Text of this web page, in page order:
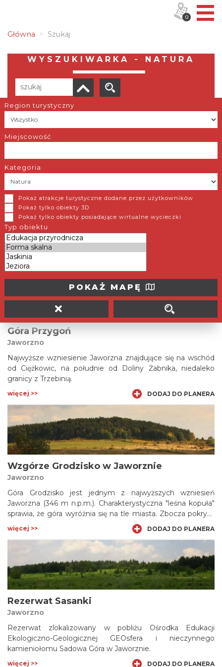
Główna Szukaj
WYSZUKIWARKA - NATURA
Region turystyczny
Miejscowość
Kategoria
Pokaż atrakcje turystyczne dodane przez użytkowników
Pokaż tylko obiekty 3D
Pokaż tylko obiekty posiadające wirtualne wycieczki
Typ obiektu
POKAŻ MAPĘ
Liczba elementów:
GEOsfera w Jaworznie
Jaworzno
Ośrodek Edukacji Ekologiczno-Geologicznej GEOsfera w
Jaworznie położony jest w niecce dawnego kamieniołomu
wapieni triasowych Sodowa Góra.
więcej >>
Góra Przygoń
Jaworzno
Najwyższe wzniesienie Jaworzna znajdujące się na wschód
od Ciężkowic, na południe od Doliny Żabnika, niedaleko
granicy z Trzebinią.
więcej >> DODAJ DO PLANERA
Wzgórze Grodzisko w Jaworznie
Jaworzno
Góra Grodzisko jest jednym z najwyższych wzniesień
Jaworzna (346 m n.p.m.). Charakterystyczna "leśna kopuła"
sprawia, że góra wyróżnia się na tle miasta. Zbocza pokryte
są nieużytkami i polami uprawnymi. Miejsce to posiada
walory krajobrazowe (wspaniała panorama na miasto).
Uważny turysta znajdzie również pozostałości grodu z
okresu kultury łużyckiej.
więcej >> DODAJ DO PLANERA
Rezerwat Sasanki
Jaworzno
Rezerwat zlokalizowany w pobliżu Ośrodka Edukacji
Ekologiczno-Geologicznej GEOsfera i nieczynnego
kamieniołomu Sadowa Góra w Jaworznie.
więcej >> DODAJ DO PLANERA
0